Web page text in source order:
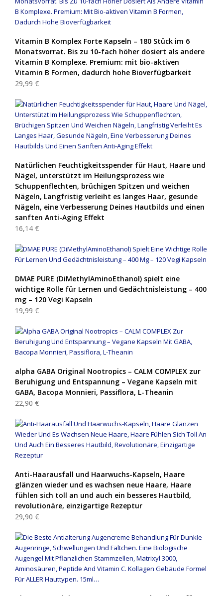
Vitamin B Komplex Forte Kapseln – 180 Stück im 6
Monatsvorrat. Bis zu 10-fach höher dosiert als andere
Vitamin B Komplexe. Premium: mit bio-aktiven
Vitamin B Formen, dadurch hohe Bioverfügbarkeit
29,99 €
Natürlichen Feuchtigkeitsspender für Haut, Haare und
Nägel, unterstützt im Heilungsprozess wie
Schuppenflechten, brüchigen Spitzen und weichen
Nägeln, Langfristig verleiht es langes Haar, gesunde
Nägeln, eine Verbesserung Deines Hautbilds und einen
sanften Anti-Aging Effekt
16,14 €
DMAE PURE (DiMethylAminoEthanol) spielt eine
wichtige Rolle für Lernen und Gedächtnisleistung – 400
mg – 120 Vegi Kapseln
19,99 €
alpha GABA Original Nootropics – CALM COMPLEX zur
Beruhigung und Entspannung – Vegane Kapseln mit
GABA, Bacopa Monnieri, Passiflora, L-Theanin
22,90 €
Anti-Haarausfall und Haarwuchs-Kapseln, Haare
glänzen wieder und es wachsen neue Haare, Haare
fühlen sich toll an und auch ein besseres Hautbild,
revolutionäre, einzigartige Rezeptur
29,90 €